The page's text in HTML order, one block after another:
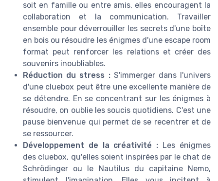
soit en famille ou entre amis, elles encouragent la
collaboration et la communication. Travailler
ensemble pour déverrouiller les secrets d'une boîte
en bois ou résoudre les énigmes d'une escape room
format peut renforcer les relations et créer des
souvenirs inoubliables.
Réduction du stress :S'immerger dans l'univers
d'une cluebox peut être une excellente manière de
se détendre. En se concentrant sur les énigmes à
résoudre, on oublie les soucis quotidiens. C'est une
pause bienvenue qui permet de se recentrer et de
se ressourcer.
Développement de la créativité : Les énigmes
des cluebox, qu'elles soient inspirées par le chat de
Schrödinger ou le Nautilus du capitaine Nemo,